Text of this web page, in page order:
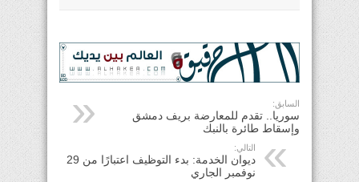
السابق:
سوريا.. تقدم للمعارضة بريف دمشق
وإسقاط طائرة بالنبك
التالي:
ديوان الخدمة: بدء التوظيف اعتبارًا من 29
نوفمبر الجاري